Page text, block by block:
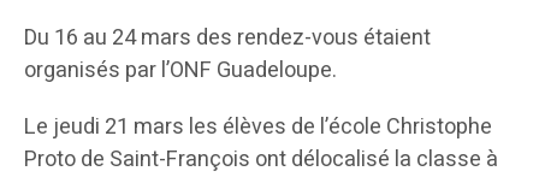
Du 16 au 24 mars des rendez-vous étaient
organisés par l’ONF Guadeloupe.
Le jeudi 21 mars les élèves de l’école Christophe
Proto de Saint-François ont délocalisé la classe à